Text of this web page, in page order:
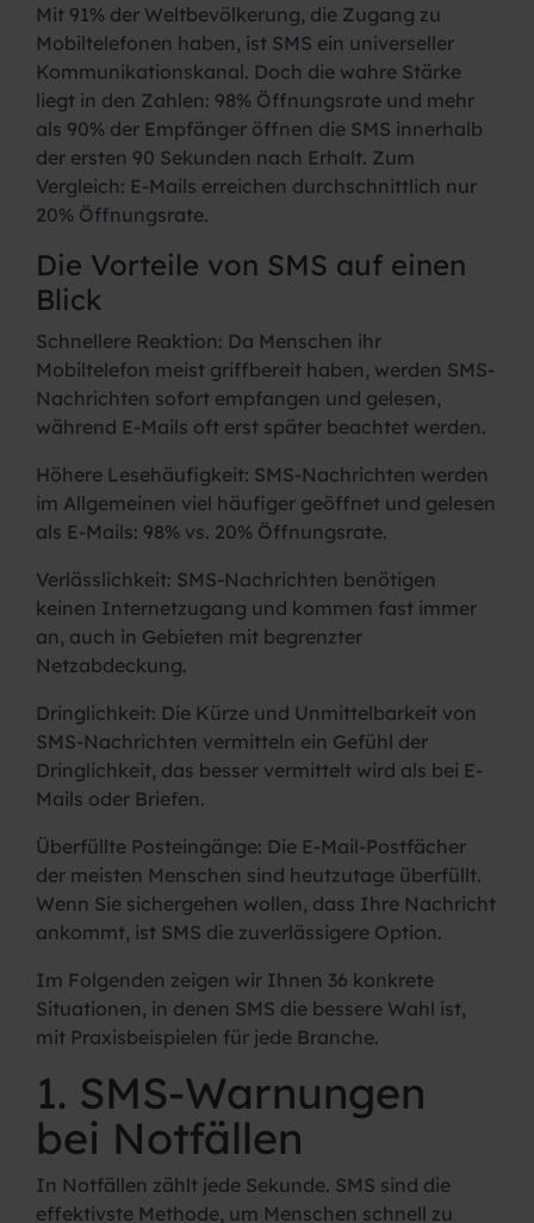
Mit 91% der Weltbevölkerung, die Zugang zu
Mobiltelefonen haben, ist SMS ein universeller
Kommunikationskanal. Doch die wahre Stärke
liegt in den Zahlen: 98% Öffnungsrate und mehr
als 90% der Empfänger öffnen die SMS innerhalb
der ersten 90 Sekunden nach Erhalt. Zum
Vergleich: E-Mails erreichen durchschnittlich nur
20% Öffnungsrate.
Die Vorteile von SMS auf einen
Blick
Schnellere Reaktion: Da Menschen ihr
Mobiltelefon meist griffbereit haben, werden SMS-
Nachrichten sofort empfangen und gelesen,
während E-Mails oft erst später beachtet werden.
Höhere Lesehäufigkeit: SMS-Nachrichten werden
im Allgemeinen viel häufiger geöffnet und gelesen
als E-Mails: 98% vs. 20% Öffnungsrate.
Verlässlichkeit: SMS-Nachrichten benötigen
keinen Internetzugang und kommen fast immer
an, auch in Gebieten mit begrenzter
Netzabdeckung.
Dringlichkeit: Die Kürze und Unmittelbarkeit von
SMS-Nachrichten vermitteln ein Gefühl der
Dringlichkeit, das besser vermittelt wird als bei E-
Mails oder Briefen.
Überfüllte Posteingänge: Die E-Mail-Postfächer
der meisten Menschen sind heutzutage überfüllt.
Wenn Sie sichergehen wollen, dass Ihre Nachricht
ankommt, ist SMS die zuverlässigere Option.
Im Folgenden zeigen wir Ihnen 36 konkrete
Situationen, in denen SMS die bessere Wahl ist,
mit Praxisbeispielen für jede Branche.
1. SMS-Warnungen
bei Notfällen
In Notfällen zählt jede Sekunde. SMS sind die
effektivste Methode, um Menschen schnell zu